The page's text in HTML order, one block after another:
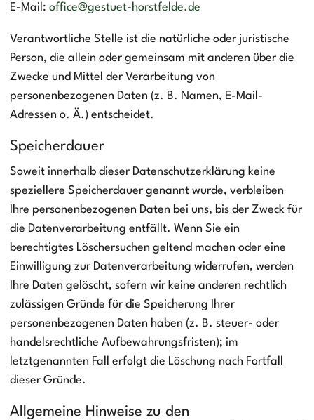
E-Mail: office@gestuet-horstfelde.de
Verantwortliche Stelle ist die natürliche oder juristische
Person, die allein oder gemeinsam mit anderen über die
Zwecke und Mittel der Verarbeitung von
personenbezogenen Daten (z. B. Namen, E-Mail-
Adressen o. Ä.) entscheidet.
Speicherdauer
Soweit innerhalb dieser Datenschutzerklärung keine
speziellere Speicherdauer genannt wurde, verbleiben
Ihre personenbezogenen Daten bei uns, bis der Zweck für
die Datenverarbeitung entfällt. Wenn Sie ein
berechtigtes Löschersuchen geltend machen oder eine
Einwilligung zur Datenverarbeitung widerrufen, werden
Ihre Daten gelöscht, sofern wir keine anderen rechtlich
zulässigen Gründe für die Speicherung Ihrer
personenbezogenen Daten haben (z. B. steuer- oder
handelsrechtliche Aufbewahrungsfristen); im
letztgenannten Fall erfolgt die Löschung nach Fortfall
dieser Gründe.
Allgemeine Hinweise zu den